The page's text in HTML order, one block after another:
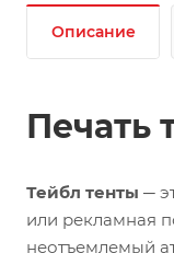
Описание
Печать
Тейбл тенты ─
или рекламная
неотъемлемый